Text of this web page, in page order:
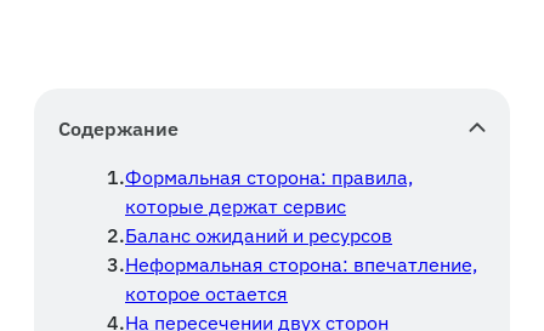
Содержание
Формальная сторона: правила,
которые держат сервис
Баланс ожиданий и ресурсов
Неформальная сторона: впечатление,
которое остается
На пересечении двух сторон